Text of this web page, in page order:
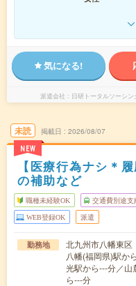
気になる!
派遣会社 日研トータルソーシ
未読
NEW
掲載日 2026/08/07
【医療行為ナシ＊
の補助など
職種未経験OK 交通費別途支
WEB登録OK 派遣
勤務地
北九州市八幡東区
八幡(福岡県)駅か
光駅から---分／山
ら---分